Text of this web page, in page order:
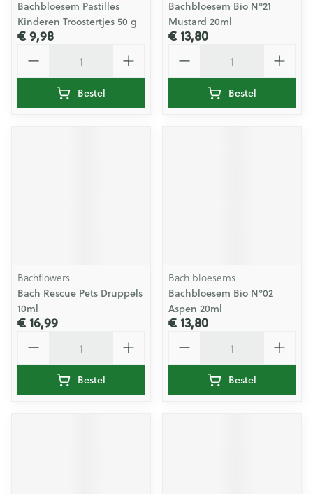
Bachbloesem Pastilles
Kinderen Troostertjes 50 g
€ 9,98
Bestel
Bachbloesem Bio N°21
Mustard 20ml
€ 13,80
Bestel
Bachflowers
Bach Rescue Pets Druppels
10ml
€ 16,99
Bestel
Bach bloesems
Bachbloesem Bio N°02
Aspen 20ml
€ 13,80
Bestel